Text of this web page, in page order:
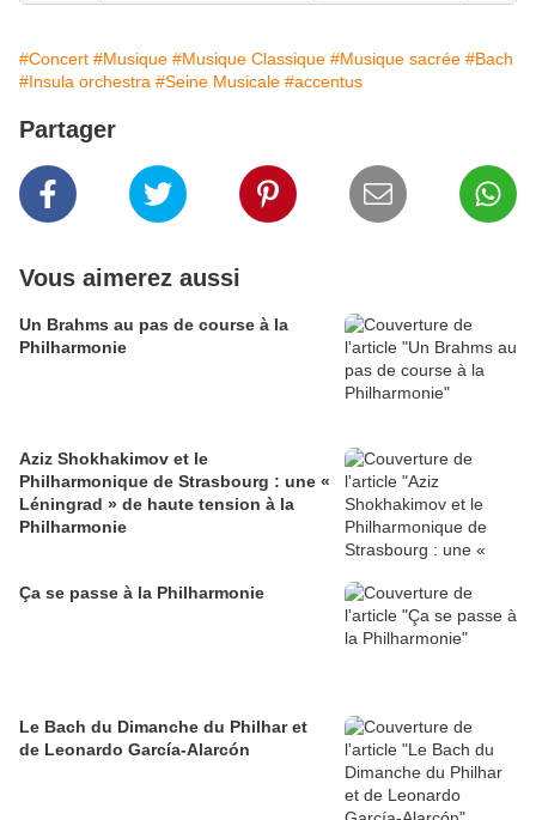
#Concert #Musique #Musique Classique #Musique sacrée #Bach
#Insula orchestra #Seine Musicale #accentus
Partager
Vous aimerez aussi
Un Brahms au pas de course à la
Philharmonie
Aziz Shokhakimov et le
Philharmonique de Strasbourg : une «
Léningrad » de haute tension à la
Philharmonie
Ça se passe à la Philharmonie
Le Bach du Dimanche du Philhar et
de Leonardo García-Alarcón